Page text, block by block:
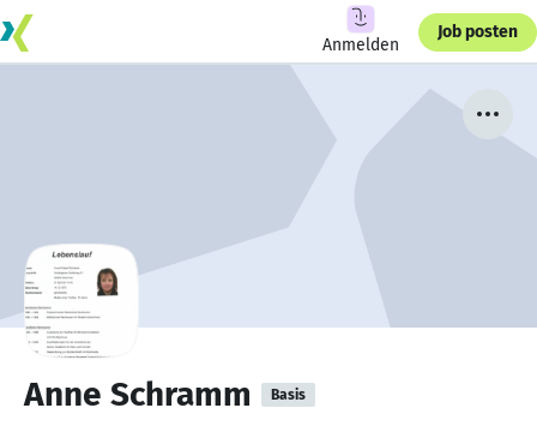
Anmelden
Job posten
Anne Schramm Basis